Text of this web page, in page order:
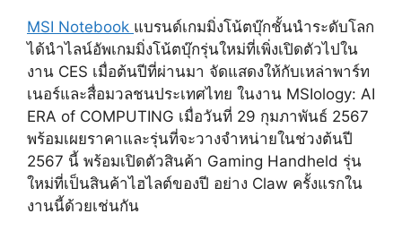
MSI Notebook แบรนด์เกมมิ่งโน้ตบุ๊กชั้นนำระดับโลก
ได้นำไลน์อัพเกมมิ่งโน้ตบุ๊กรุ่นใหม่ที่เพิ่งเปิดตัวไปใน
งาน CES เมื่อต้นปีที่ผ่านมา จัดแสดงให้กับเหล่าพาร์ท
เนอร์และสื่อมวลชนประเทศไทย ในงาน MSIology: AI
ERA of COMPUTING เมื่อวันที่ 29 กุมภาพันธ์ 2567
พร้อมเผยราคาและรุ่นที่จะวางจำหน่ายในช่วงต้นปี
2567 นี้ พร้อมเปิดตัวสินค้า Gaming Handheld รุ่น
ใหม่ที่เป็นสินค้าไฮไลต์ของปี อย่าง Claw ครั้งแรกใน
งานนี้ด้วยเช่นกัน